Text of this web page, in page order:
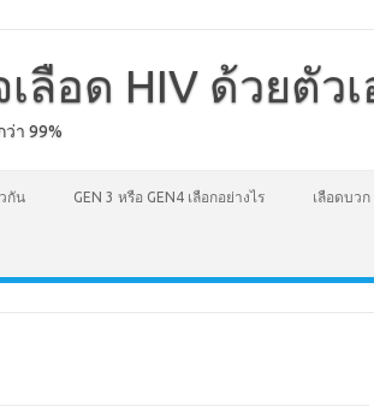
ลือด HIV ด้วยตัว
า 99%
กัน GEN 3 หรือ GEN4 เลือกอย่างไร เลือดบว